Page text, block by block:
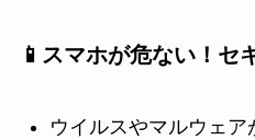
📱スマホが危ない！セ
ウイルスやマルウェ